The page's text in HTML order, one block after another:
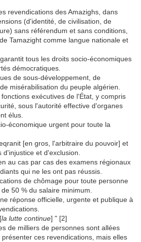
revendications des Amazighs, dans
(d'identité, de civilisation, de
sans référendum et sans conditions,
Tamazight comme langue nationale et
tous les droits socio-économiques
démocratiques.
de sous-développement, de
misérabilisation du peuple algérien.
exécutives de l'État, y compris
sous l'autorité effective d'organes
élus.
économique urgent pour toute la
[en gros, l'arbitraire du pouvoir] et
et d'exclusion.
au cas par cas des examens régionaux
qui ne les ont pas réussis.
de chômage pour toute personne
50 % du salaire minimum.
réponse officielle, urgente et publique à
la lutte continue] " [2]
de milliers de personnes sont allées
ces revendications, mais elles